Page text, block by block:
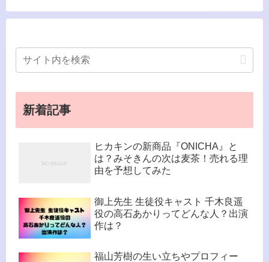
新着記事
ヒカキンの新商品『ONICHA』と
は？みそきんの次は麦茶！売れる理
由を予想してみた
御上先生 生徒役キャスト 千木良遥
役の高石あかりってどんな人？出演
作は？
福山芳樹の生い立ちやプロフィー